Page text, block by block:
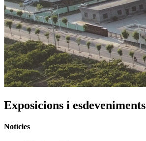
Exposicions i esdeveniments
Notícies